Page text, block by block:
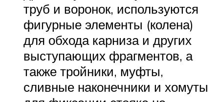
труб и воронок, используются
фигурные элементы (колена)
для обхода карниза и других
выступающих фрагментов, а
также тройники, муфты,
сливные наконечники и хомуты